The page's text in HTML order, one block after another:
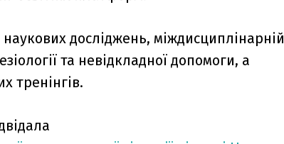
досліджень, міждисциплінарній
та невідкладної допомоги, а
тренінгів.